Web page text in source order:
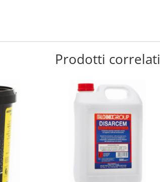
Prodotti correlati